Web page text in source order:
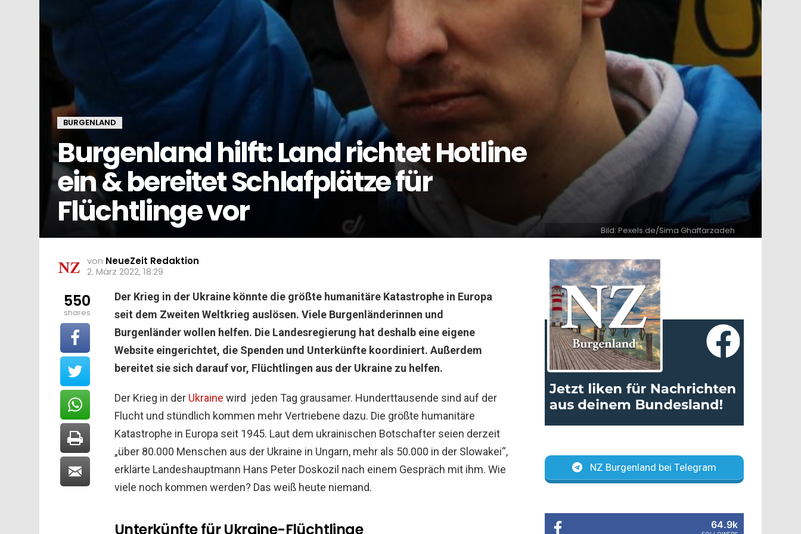
BURGENLAND
Burgenland hilft: Land richtet Hotline
ein & bereitet Schlafplätze für
Flüchtlinge vor
Bild: Pexels.de/Sima Ghaffarzadeh
von NeueZeit Redaktion
2. März 2022, 18:29
Der Krieg in der Ukraine könnte die größte humanitäre Katastrophe in Europa
seit dem Zweiten Weltkrieg auslösen. Viele Burgenländerinnen und
Burgenländer wollen helfen. Die Landesregierung hat deshalb eine eigene
Website eingerichtet, die Spenden und Unterkünfte koordiniert. Außerdem
bereitet sie sich darauf vor, Flüchtlingen aus der Ukraine zu helfen.
Der Krieg in der Ukraine wird jeden Tag grausamer. Hunderttausende sind auf der
Flucht und stündlich kommen mehr Vertriebene dazu. Die größte humanitäre
Katastrophe in Europa seit 1945. Laut dem ukrainischen Botschafter seien derzeit
„über 80.000 Menschen aus der Ukraine in Ungarn, mehr als 50.000 in der Slowakei“,
erklärte Landeshauptmann Hans Peter Doskozil nach einem Gespräch mit ihm. Wie
viele noch kommen werden? Das weiß heute niemand.
Unterkünfte für Ukraine-Flüchtlinge
550
shares
NZ Burgenland bei Telegram
64.9k